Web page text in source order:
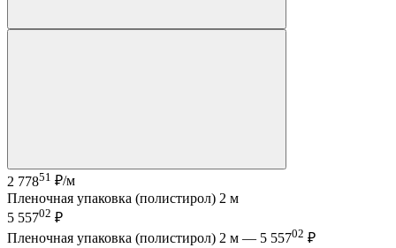
2 77851 ₽/м
Пленочная упаковка (полистирол) 2 м
5 55702 ₽
Пленочная упаковка (полистирол) 2 м — 5 55702 ₽